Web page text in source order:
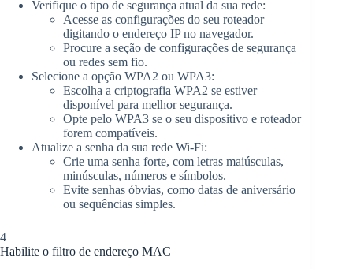
Verifique o tipo de segurança atual da sua rede:
Acesse as configurações do seu roteador
digitando o endereço IP no navegador.
Procure a seção de configurações de segurança
ou redes sem fio.
Selecione a opção WPA2 ou WPA3:
Escolha a criptografia WPA2 se estiver
disponível para melhor segurança.
Opte pelo WPA3 se o seu dispositivo e roteador
forem compatíveis.
Atualize a senha da sua rede Wi-Fi:
Crie uma senha forte, com letras maiúsculas,
minúsculas, números e símbolos.
Evite senhas óbvias, como datas de aniversário
ou sequências simples.
4
Habilite o filtro de endereço MAC